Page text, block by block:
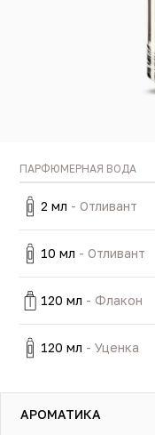
ПАРФЮМЕРНАЯ ВОДА
2 мл - Отливант
10 мл - Отливант
120 мл - Флакон
120 мл - Уценка
АРОМАТИКА